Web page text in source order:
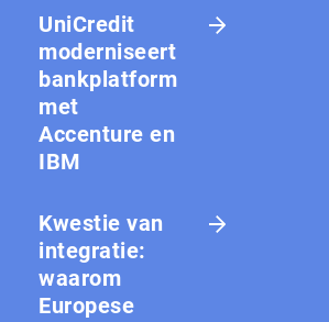
UniCredit
moderniseert
bankplatform
met
Accenture en
IBM
Kwestie van
integratie:
waarom
Europese